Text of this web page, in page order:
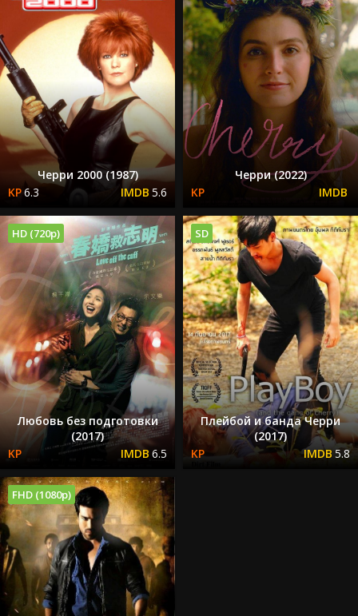
Черри 2000 (1987)
6.3
5.6
Черри (2022)
HD (720p)
Любовь без подготовки
(2017)
6.5
SD
Плейбой и банда Черри
(2017)
5.8
FHD (1080p)